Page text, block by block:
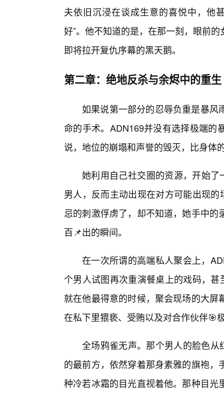
夫依旧沉浸在谈成生意的喜悦中，他
好”。他不知道的是，在那一刻，眼前
即将拉开复仇序幕的黑天鹅。
第二章：绝地反杀与余烬中的重生
如果说第一部分的忍辱负重是暴风
命的手术。ADN169并没有选择极端的
说，地位的崩塌和声誉的毁灭，比身体
她利用自己社交圈的资源，开始了
男人，反而主动出现在对方可能出现
忌的刺激俘虏了，却不知道，她手中
百📌出的瞬间。
在一次所谓的高端私人聚会上，
个男人试图再次重演餐桌上的戏码，
就在他最得意的时候，聚会现场的大
在私下里猥亵、受贿以及对合作伙伴🎯
全场鸦雀无声。那个男人的脸色
的最前方，依然穿着那身素雅的旗袍
种冷若冰霜的目光直视着他。那种目